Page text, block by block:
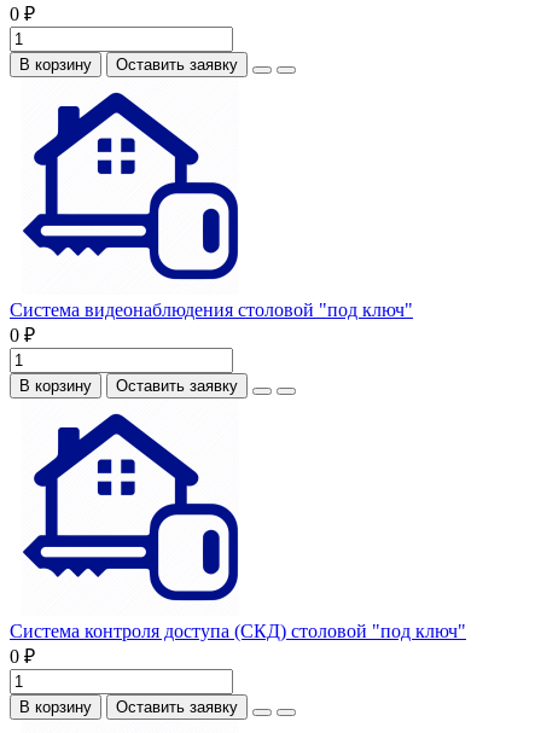
0 ₽
В корзину Оставить заявку
Система видеонаблюдения столовой "под ключ"
0 ₽
В корзину Оставить заявку
Система контроля доступа (СКД) столовой "под ключ"
0 ₽
В корзину Оставить заявку